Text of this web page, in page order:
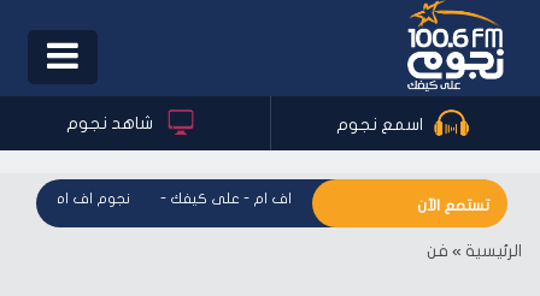
Toggle
اسمع نجوم شاهد نجوم
تستمع الآن -نجوم اف ام - على كيفك نجوم اف ام - على
الرئيسية » فن